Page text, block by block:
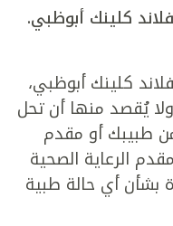
والنشر 2017 كليفلاند كلينك أبوظبي.
كلينك أبوظبي،
ولا يُقصد منها أن تحل
طبيبك أو مقدم
الرعاية الصحية
بشأن أي حالة طبية